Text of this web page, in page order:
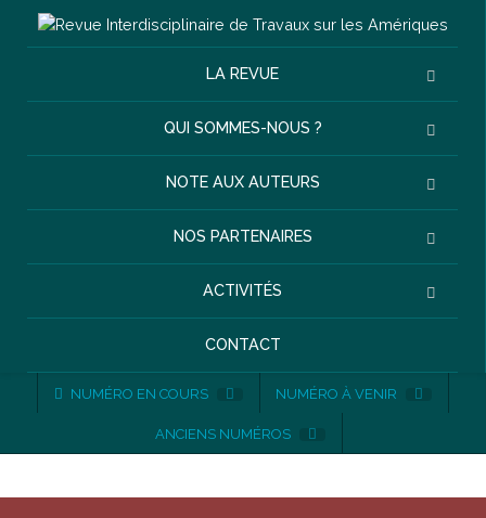
LA REVUE
QUI SOMMES-NOUS ?
NOTE AUX AUTEURS
NOS PARTENAIRES
ACTIVITÉS
CONTACT
NUMÉRO EN COURS NUMÉRO À VENIR
ANCIENS NUMÉROS